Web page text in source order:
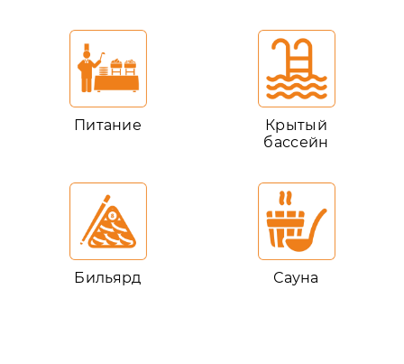
Питание
Крытый
бассейн
Бильярд Сауна